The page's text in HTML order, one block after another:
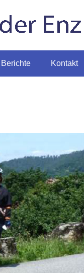
Berichte Kontakt